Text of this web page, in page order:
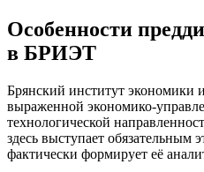
Особенности
в БРИЭТ
Брянский институт
выраженной экономико-
технологической
здесь выступает
фактически формирует её